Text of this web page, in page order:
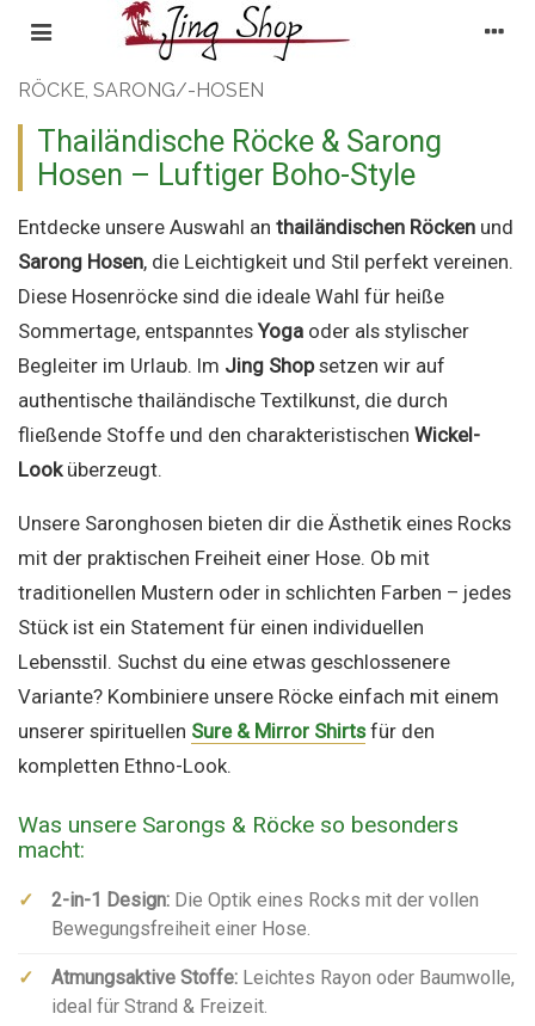
RÖCKE, SARONG/-HOSEN
Thailändische Röcke & Sarong
Hosen – Luftiger Boho-Style
Entdecke unsere Auswahl an thailändischen Röcken und
Sarong Hosen, die Leichtigkeit und Stil perfekt vereinen.
Diese Hosenröcke sind die ideale Wahl für heiße
Sommertage, entspanntes Yoga oder als stylischer
Begleiter im Urlaub. Im Jing Shopsetzen wir auf
authentische thailändische Textilkunst, die durch
fließende Stoffe und den charakteristischen Wickel-
Looküberzeugt.
Unsere Saronghosen bieten dir die Ästhetik eines Rocks
mit der praktischen Freiheit einer Hose. Ob mit
traditionellen Mustern oder in schlichten Farben – jedes
Stück ist ein Statement für einen individuellen
Lebensstil. Suchst du eine etwas geschlossenere
Variante? Kombiniere unsere Röcke einfach mit einem
unserer spirituellen Sure & Mirror Shirtsfür den
kompletten Ethno-Look.
Was unsere Sarongs & Röcke so besonders
macht:
✓ 2-in-1 Design: Die Optik eines Rocks mit der vollen
Bewegungsfreiheit einer Hose.
✓ Atmungsaktive Stoffe: Leichtes Rayon oder Baumwolle,
ideal für Strand & Freizeit.